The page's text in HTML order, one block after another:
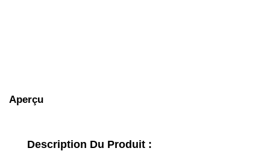
Aperçu
Description Du Produit :